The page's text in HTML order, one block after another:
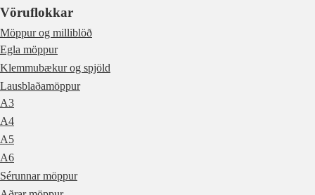
Vöruflokkar
Möppur og milliblöð
Egla möppur
Klemmubækur og spjöld
Lausblaðamöppur
A3
A4
A5
A6
Sérunnar möppur